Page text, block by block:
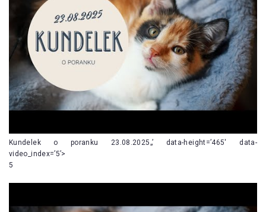
Kundelek o poranku 23.08.2025„’ data-height=’465′ data-
video_index=’5’>
5